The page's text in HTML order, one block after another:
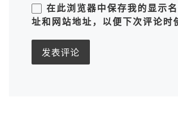
在此浏览器中保存我的显示
址和网站地址，以便下次评论时